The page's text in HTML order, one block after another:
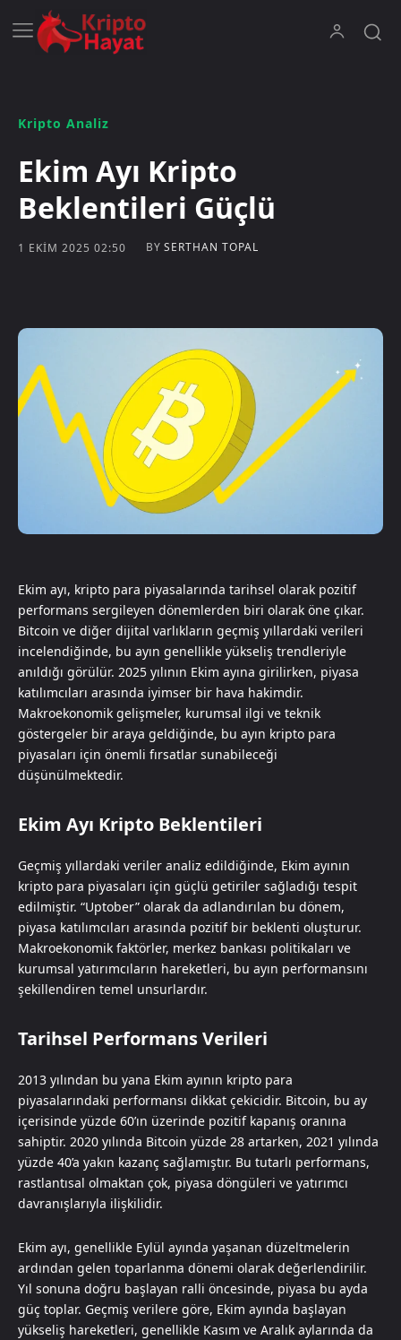
Kripto Analiz
Ekim Ayı Kripto
Beklentileri Güçlü
1 EKIM 2025 02:50 BY SERTHAN TOPAL
Ekim ayı, kripto para piyasalarında tarihsel olarak pozitif
performans sergileyen dönemlerden biri olarak öne çıkar.
Bitcoin ve diğer dijital varlıkların geçmiş yıllardaki verileri
incelendiğinde, bu ayın genellikle yükseliş trendleriyle
anıldığı görülür. 2025 yılının Ekim ayına girilirken, piyasa
katılımcıları arasında iyimser bir hava hakimdir.
Makroekonomik gelişmeler, kurumsal ilgi ve teknik
göstergeler bir araya geldiğinde, bu ayın kripto para
piyasaları için önemli fırsatlar sunabileceği
düşünülmektedir.
Ekim Ayı Kripto Beklentileri
Geçmiş yıllardaki veriler analiz edildiğinde, Ekim ayının
kripto para piyasaları için güçlü getiriler sağladığı tespit
edilmiştir. “Uptober” olarak da adlandırılan bu dönem,
piyasa katılımcıları arasında pozitif bir beklenti oluşturur.
Makroekonomik faktörler, merkez bankası politikaları ve
kurumsal yatırımcıların hareketleri, bu ayın performansını
şekillendiren temel unsurlardır.
Tarihsel Performans Verileri
2013 yılından bu yana Ekim ayının kripto para
piyasalarındaki performansı dikkat çekicidir. Bitcoin, bu ay
içerisinde yüzde 60’ın üzerinde pozitif kapanış oranına
sahiptir. 2020 yılında Bitcoin yüzde 28 artarken, 2021 yılında
yüzde 40’a yakın kazanç sağlamıştır. Bu tutarlı performans,
rastlantısal olmaktan çok, piyasa döngüleri ve yatırımcı
davranışlarıyla ilişkilidir.
Ekim ayı, genellikle Eylül ayında yaşanan düzeltmelerin
ardından gelen toparlanma dönemi olarak değerlendirilir.
Yıl sonuna doğru başlayan ralli öncesinde, piyasa bu ayda
güç toplar. Geçmiş verilere göre, Ekim ayında başlayan
yükseliş hareketleri, genellikle Kasım ve Aralık aylarında da